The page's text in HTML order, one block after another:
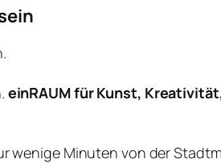
einRAUM für Kunst,
wenige Minuten von der